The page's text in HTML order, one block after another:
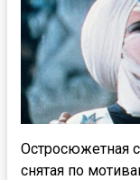
Остросюжетная
снятая по